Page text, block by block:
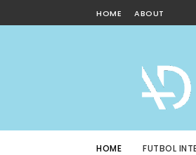
HOME ABOUT
HOME FUTBOL